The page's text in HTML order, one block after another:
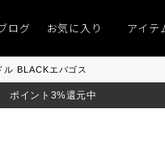
ト」 ポイント9％「マンスリーポ
ログ お気に入り アイテ
BLACKエバゴス
ポイント3%還元中